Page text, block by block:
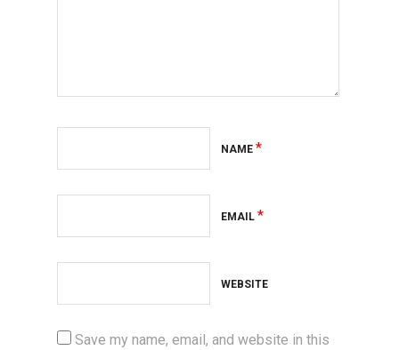
NAME *
EMAIL *
WEBSITE
Save my name, email, and website in this